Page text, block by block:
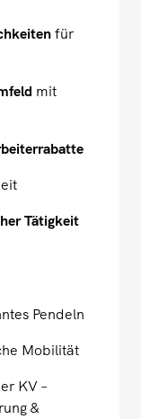
für
mit
Tätigkeit
Pendeln
Mobilität
KV –
&